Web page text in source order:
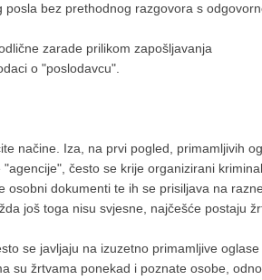
posla bez prethodnog razgovora s
zarade prilikom zapošljavanja
o "poslodavcu".
načine. Iza, na prvi pogled, primamljivih
često se krije organizirani
osobni dokumenti te ih se prisiljava na
još toga nisu svjesne, najčešće postaju
se javljaju na izuzetno primamljive
su žrtvama ponekad i poznate osobe,